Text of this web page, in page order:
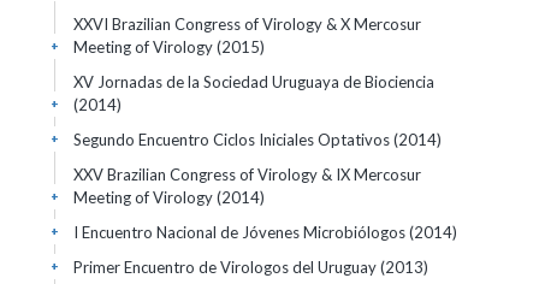
XXVI Brazilian Congress of Virology & X Mercosur
Meeting of Virology(2015)
+
XV Jornadas de la Sociedad Uruguaya de Biociencia
(2014)
+
Segundo Encuentro Ciclos Iniciales Optativos(2014)
+
XXV Brazilian Congress of Virology & IX Mercosur
Meeting of Virology(2014)
+
I Encuentro Nacional de Jóvenes Microbiólogos(2014)
+
Primer Encuentro de Virologos del Uruguay(2013)
+